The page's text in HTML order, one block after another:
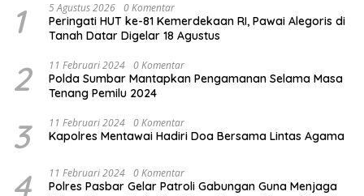
1 5 Agustus 2026 0 Komentar
Peringati HUT ke-81 Kemerdekaan RI, Pawai Alegoris di
Tanah Datar Digelar 18 Agustus
2 11 Februari 2024 0 Komentar
Polda Sumbar Mantapkan Pengamanan Selama Masa
Tenang Pemilu 2024
3 11 Februari 2024 0 Komentar
Kapolres Mentawai Hadiri Doa Bersama Lintas Agama
4 11 Februari 2024 0 Komentar
Polres Pasbar Gelar Patroli Gabungan Guna Menjaga